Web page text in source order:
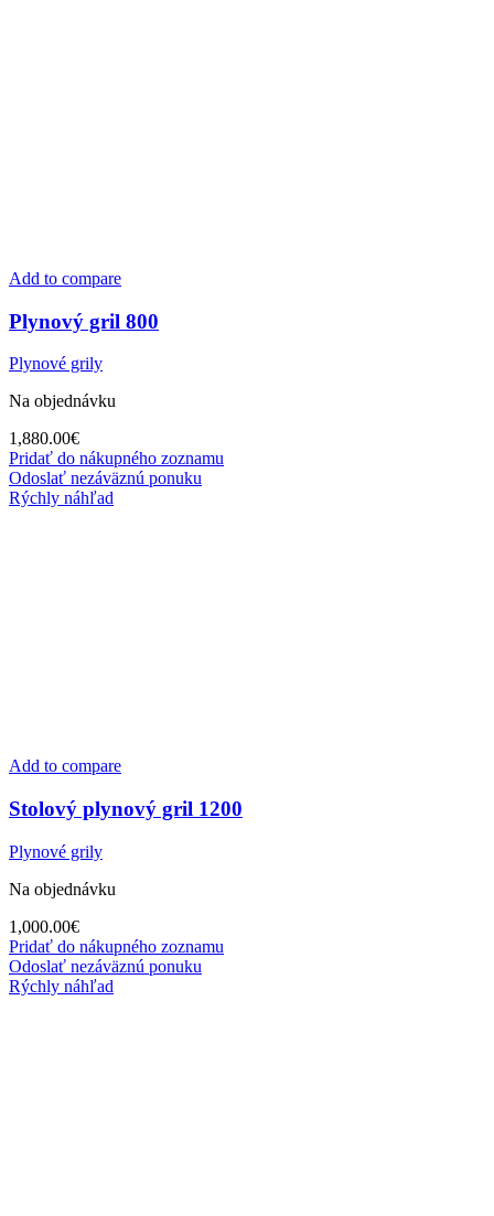
Add to compare
Plynový gril 800
Plynové grily
Na objednávku
1,880.00€
Pridať do nákupného zoznamu
Odoslať nezáväznú ponuku
Rýchly náhľad
Add to compare
Stolový plynový gril 1200
Plynové grily
Na objednávku
1,000.00€
Pridať do nákupného zoznamu
Odoslať nezáväznú ponuku
Rýchly náhľad